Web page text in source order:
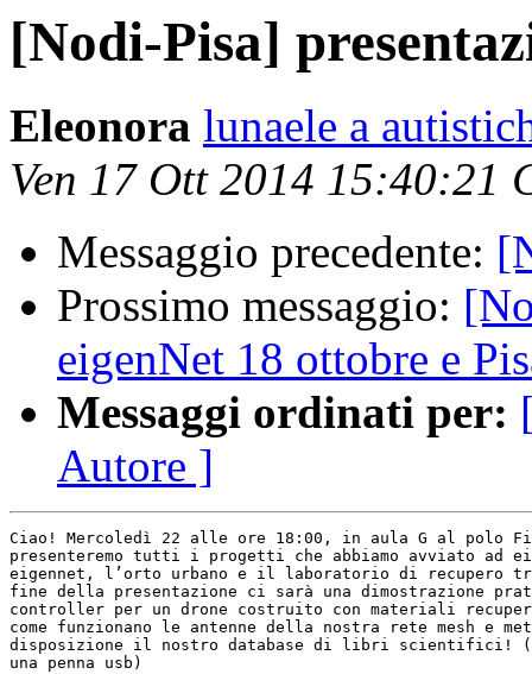
[Nodi-Pisa]
Eleonora lunaele a
Ven 17 Ott 2014 15:40:21
Messaggio precedente:
Prossimo messaggio:
eigenNet 18 ottobre e
Messaggi ordinati per:
Autore ]
Ciao! Mercoledì 22 alle ore 18:00, in aula G al polo
presenteremo tutti i progetti che abbiamo avviato ad
eigennet, l’orto urbano e il laboratorio di recupero
fine della presentazione ci sarà una dimostrazione
controller per un drone costruito con materiali
come funzionano le antenne della nostra rete mesh e
disposizione il nostro database di libri scientifici!
una penna usb)